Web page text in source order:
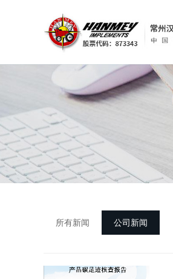
所有新闻 公司新闻